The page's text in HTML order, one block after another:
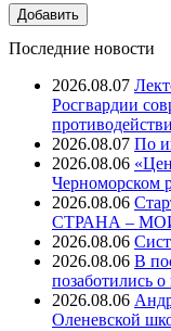
Последние новости
2026.08.07
Росгвардии
2026.08.07 ⁠По
2026.08.06
Черноморском
2026.08.06
СТРАНА –
2026.08.06
2026.08.06 В
позаботились
2026.08.06
Оленевской